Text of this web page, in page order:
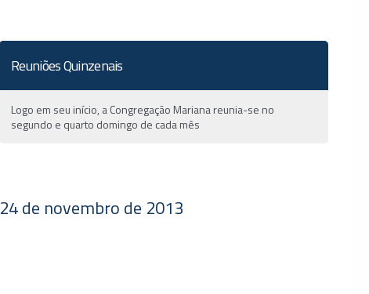
Reuniões Quinzenais
Logo em seu início, a Congregação Mariana reunia-se no
segundo e quarto domingo de cada mês
24 de novembro de 2013